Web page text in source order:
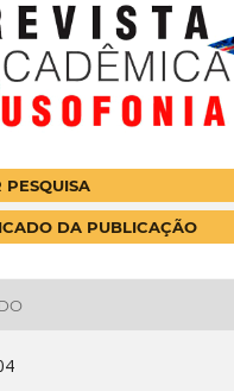
PESQUISA
DA PUBLICAÇÃO